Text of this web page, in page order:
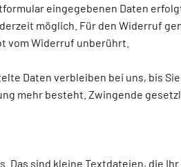
eingegebenen Daten
möglich. Für den Widerruf
vom Widerruf unberührt.
Daten verbleiben bei uns, bis
mehr besteht. Zwingende
Das sind kleine Textdateien, die